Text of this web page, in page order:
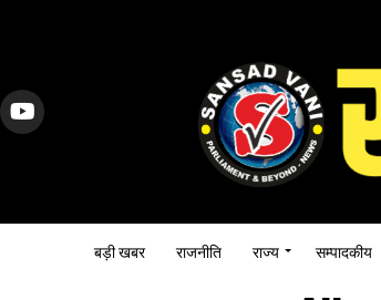
बड़ी खबर राजनीति राज्य सम्पादकीय